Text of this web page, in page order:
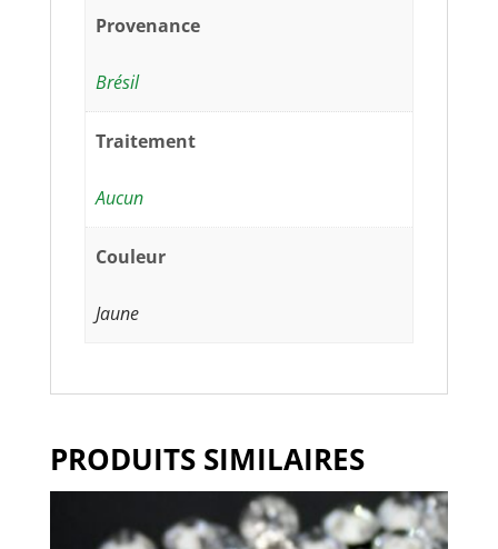
Provenance
Brésil
Traitement
Aucun
Couleur
Jaune
PRODUITS SIMILAIRES